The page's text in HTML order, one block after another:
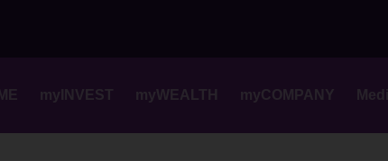
myINVEST myWEALTH myCOMPANY